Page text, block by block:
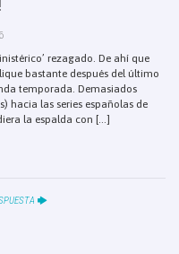
rezagado. De ahí que
bastante después del último
temporada. Demasiados
hacia las series españolas de
la espalda con [...]